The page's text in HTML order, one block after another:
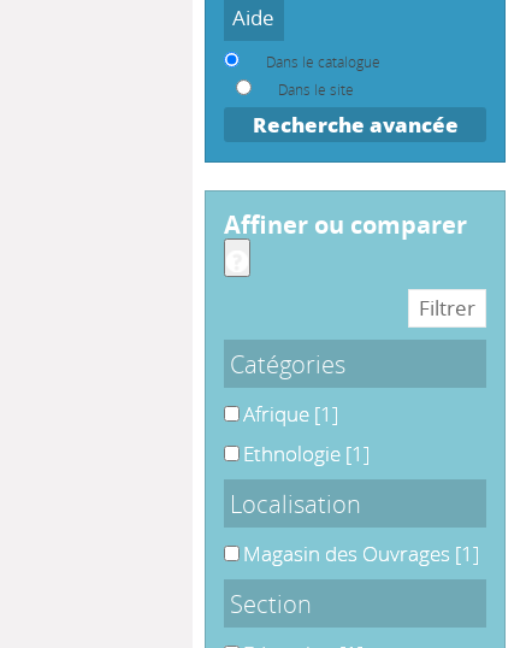
Dans le catalogue
Dans le site
Recherche avancée
affiner ou comparer
Catégories
Afrique
Afrique [1]
Ethnologie
Ethnologie [1]
Localisation
Magasin des Ouvrages
Magasin des Ouvrages [1]
Section